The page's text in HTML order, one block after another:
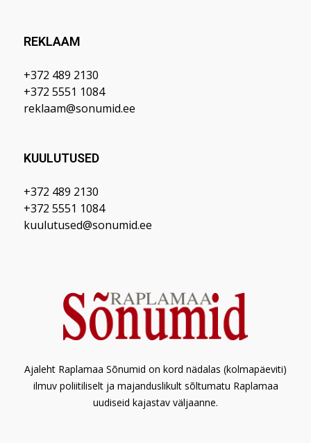
REKLAAM
+372 489 2130
+372 5551 1084
reklaam@sonumid.ee
KUULUTUSED
+372 489 2130
+372 5551 1084
kuulutused@sonumid.ee
Ajaleht Raplamaa Sõnumid on kord nädalas (kolmapäeviti)
ilmuv poliitiliselt ja majanduslikult sõltumatu Raplamaa
uudiseid kajastav väljaanne.